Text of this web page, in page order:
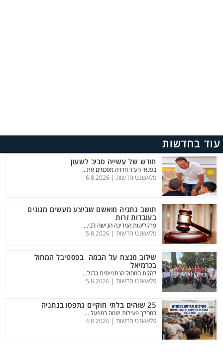
עוד בחדשות
חודש של עשייה סביב לשעון
בפנאי העיר חדרה מסכמים את...
פלאשנט חדשות | 6.8.2026
תושב נתניה מואשם שביצע מעשים מגונים
בעובדות זרות
פרקליטות המדינה הגישה לבי...
פלאשנט חדשות | 5.8.2026
שילוב מנצח על הבמה בפסטיבל המחול
בכרמיאל
להקת המחול הנתנייתית גלגל...
פלאשנט חדשות | 5.8.2026
25 שוהים בלתי חוקיים נתפסו בנתניה
במהלך פעילות יזומה במפעל ...
פלאשנט חדשות | 4.8.2026